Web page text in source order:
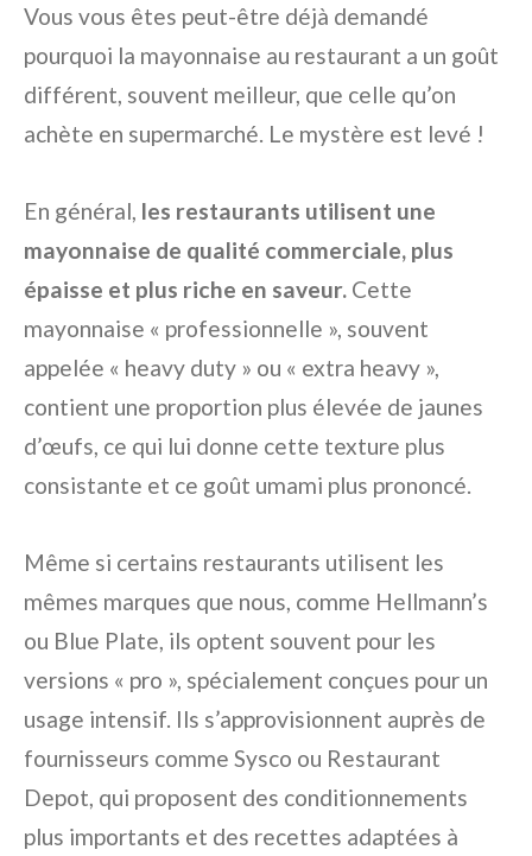
Vous vous êtes peut-être déjà demandé
pourquoi la mayonnaise au restaurant a un goût
différent, souvent meilleur, que celle qu’on
achète en supermarché. Le mystère est levé !
En général, les restaurants utilisent une
mayonnaise de qualité commerciale, plus
épaisse et plus riche en saveur. Cette
mayonnaise « professionnelle », souvent
appelée « heavy duty » ou « extra heavy »,
contient une proportion plus élevée de jaunes
d’œufs, ce qui lui donne cette texture plus
consistante et ce goût umami plus prononcé.
Même si certains restaurants utilisent les
mêmes marques que nous, comme Hellmann’s
ou Blue Plate, ils optent souvent pour les
versions « pro », spécialement conçues pour un
usage intensif. Ils s’approvisionnent auprès de
fournisseurs comme Sysco ou Restaurant
Depot, qui proposent des conditionnements
plus importants et des recettes adaptées à